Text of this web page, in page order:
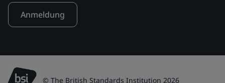
Anmeldung
© The British Standards Institution 2026